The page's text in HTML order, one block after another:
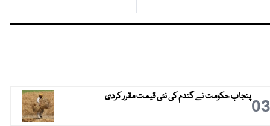
03پنجاب حکومت نے گندم کی نئی قیمت مقرر کردی